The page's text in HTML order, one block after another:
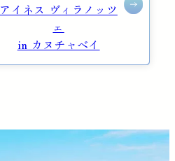
アイネス ヴィラノッツ
ェ
in カヌチャベイ